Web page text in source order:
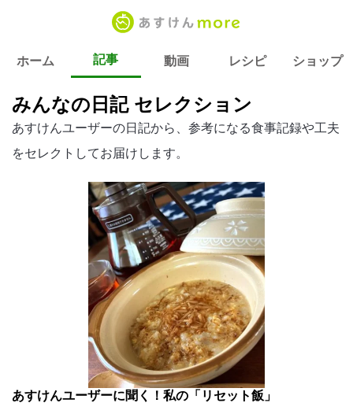
ホーム 記事 動画 レシピ ショップ
みんなの日記 セレクション
あすけんユーザーの日記から、参考になる食事記録や工夫
をセレクトしてお届けします。
あすけんユーザーに聞く！私の「リセット飯」